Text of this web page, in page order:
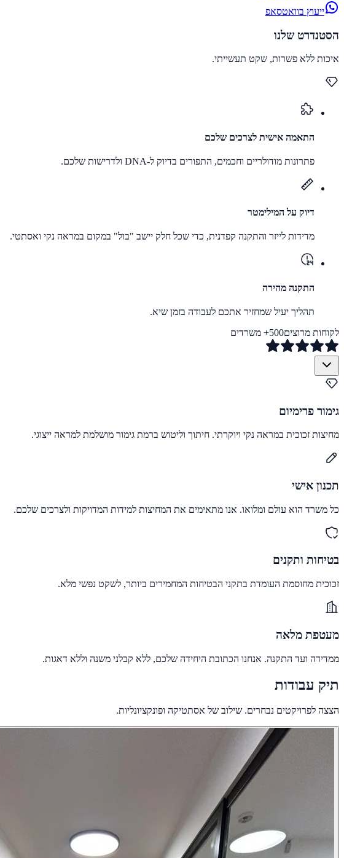
ייעוץ בוואטסאפ
הסטנדרט שלנו
איכות ללא פשרות, שקט תעשייתי.
התאמה אישית לצרכים שלכם
פתרונות מודולריים וחכמים, התפורים בדיוק ל-DNA ולדרישות שלכם.
דיוק על המילימטר
מדידות לייזר והתקנה קפדנית, כדי שכל חלק יישב "בול" במקום במראה נקי ואסתטי.
התקנה מהירה
תהליך יעיל שמחזיר אתכם לעבודה בזמן שיא.
לקוחות מרוצים500+ משרדים
גימור פרימיום
מחיצות זכוכית במראה נקי ויוקרתי. חיתוך וליטוש ברמת גימור מושלמת למראה ייצוגי.
תכנון אישי
כל משרד הוא עולם ומלואו. אנו מתאימים את המחיצות למידות המדויקות ולצרכים שלכם.
בטיחות ותקנים
זכוכית מחוסמת העומדת בתקני הבטיחות המחמירים ביותר, לשקט נפשי מלא.
מעטפת מלאה
ממדידה ועד התקנה. אנחנו הכתובת היחידה שלכם, ללא קבלני משנה וללא דאגות.
תיק עבודות
הצצה לפרויקטים נבחרים. שילוב של אסתטיקה ופונקציונליות.